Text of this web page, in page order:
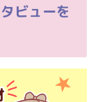
ビューを